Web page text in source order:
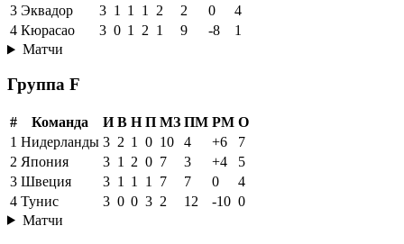
3 Эквадор 3 1 1 1 2 2 0
4
4 Кюрасао 3 0 1 2 1 9 -8
1
Матчи
Группа F
# Команда И В Н П МЗ ПМ РМ О
1 Нидерланды 3 2 1 0 10 4 +6
7
2 Япония 3 1 2 0 7 3 +4
5
3 Швеция 3 1 1 1 7 7 0
4
4 Тунис 3 0 0 3 2 12 -10 0
Матчи